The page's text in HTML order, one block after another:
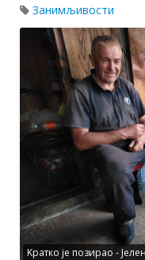
Занимљивости
Kратко је позирао -